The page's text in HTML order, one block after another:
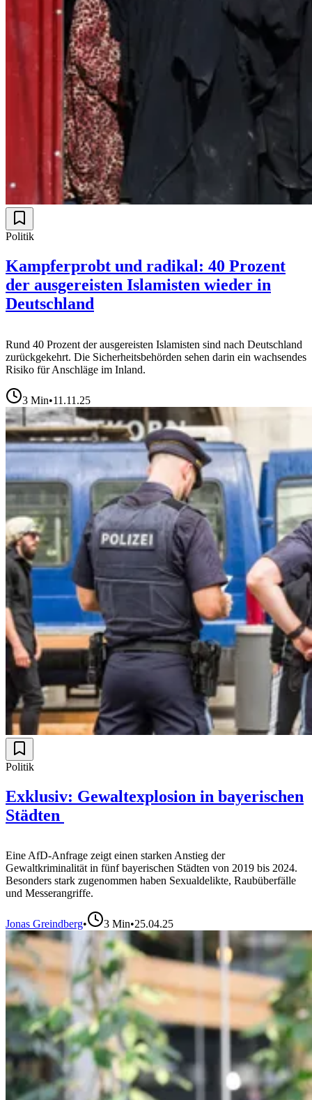
Politik
Kampferprobt und radikal: 40 Prozent
der ausgereisten Islamisten wieder in
Deutschland
Rund 40 Prozent der ausgereisten Islamisten sind nach Deutschland
zurückgekehrt. Die Sicherheitsbehörden sehen darin ein wachsendes
Risiko für Anschläge im Inland.
3 Min•11.11.25
Politik
Exklusiv: Gewaltexplosion in bayerischen
Städten
Eine AfD-Anfrage zeigt einen starken Anstieg der
Gewaltkriminalität in fünf bayerischen Städten von 2019 bis 2024.
Besonders stark zugenommen haben Sexualdelikte, Raubüberfälle
und Messerangriffe.
Jonas Greindberg• 3 Min•25.04.25